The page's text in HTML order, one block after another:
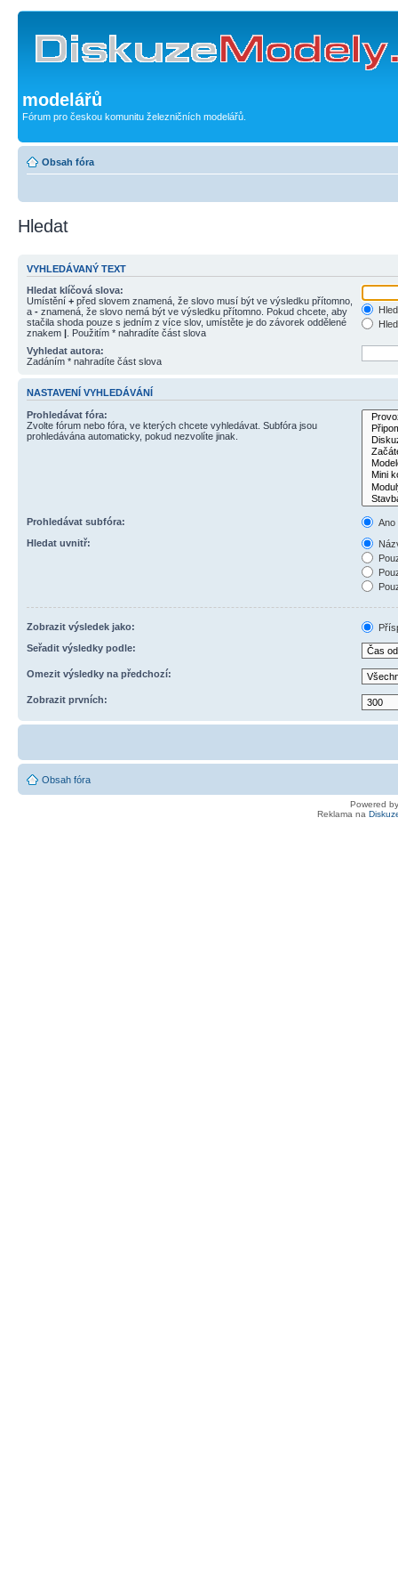
modelářů
Fórum pro českou komunitu železničních modelářů.
Obsah fóra
Hledat
VYHLEDÁVANÝ TEXT
Hledat klíčová slova:
Umístění + před slovem znamená, že slovo musí být ve výsledku přítomno,
a - znamená, že slovo nemá být ve výsledku přítomno. Pokud chcete, aby
stačila shoda pouze s jedním z více slov, umístěte je do závorek oddělené
znakem | . Použitím * nahradíte část slova
Vyhledat autora:
Zadáním * nahradíte část slova
NASTAVENÍ VYHLEDÁVÁNÍ
Prohledávat fóra:
Zvolte fórum nebo fóra, ve kterých chcete vyhledávat. Subfóra jsou
prohledávána automaticky, pokud nezvolíte jinak.
Prohledávat subfóra:
Ano
Hledat uvnitř:
Zobrazit výsledek jako:
Seřadit výsledky podle:
Omezit výsledky na předchozí:
Zobrazit prvních:
Obsah fóra
Powered
Reklama na